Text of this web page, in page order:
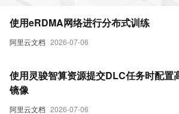
阿里云文档 2026-07-06
使用eRDMA网络进行分布式训练
阿里云文档 2026-07-06
使用灵骏智算资源提交DLC任务时配置
镜像